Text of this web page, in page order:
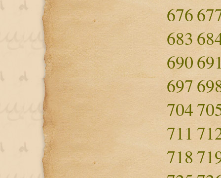
676
683
690
697
704
711
718